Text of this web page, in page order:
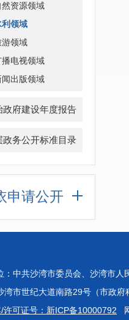
然资源领域
利领域
游领域
播电视领域
闻出版领域
政府建设年度报告
政务公开标准目录
申请公开
：中共沙湾市委员会、沙湾市
湾市世纪大道南路29号（市政
许可证号：新ICP备10000792